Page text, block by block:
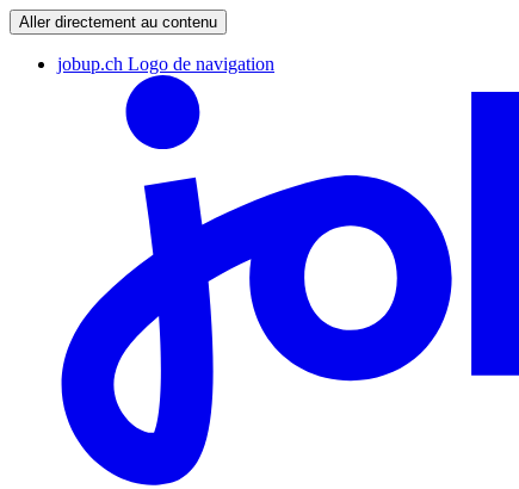
Aller directement au contenu
jobup.ch Logo de navigation